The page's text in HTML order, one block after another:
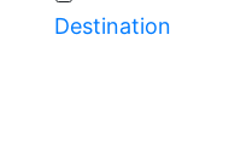
Destination